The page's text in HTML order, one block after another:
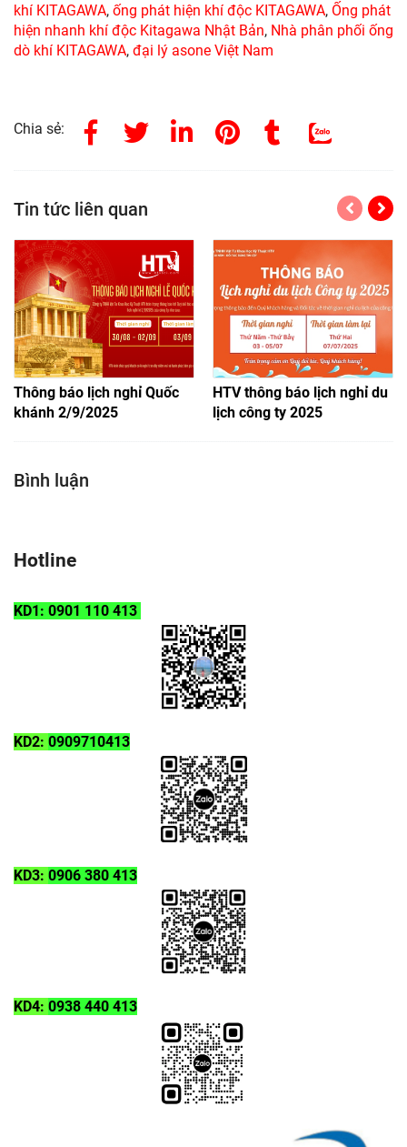
khí KITAGAWA, ống phát hiện khí độc KITAGAWA, Ống phát
hiện nhanh khí độc Kitagawa Nhật Bản, Nhà phân phối ống
dò khí KITAGAWA, đại lý asone Việt Nam
Chia sẻ:
Tin tức liên quan
Thông báo lịch nghỉ Quốc
khánh 2/9/2025
HTV thông báo lịch nghỉ du
lịch công ty 2025
Bình luận
Hotline
KD1: 0901 110 413
KD2: 0909710413
KD3: 0906 380 413
KD4: 0938 440 413